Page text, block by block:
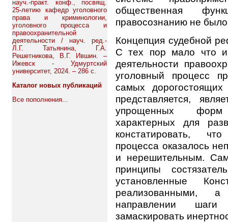
науч.-практ. конф., посвящ.
25-летию кафедр уголовного
права и криминологии,
уголовного процесса и
правоохранительной
деятельности / науч. ред.-
Л.Г. Татьянина, Г.А.
Решетникова, В.Г. Ившин. –
Ижевск - Удмуртский
университет, 2024. – 286 с.
Каталог новых публикаций
Все пополнения...
общественная
правосознанию не
Концепция судебной
С тех пор мало что
деятельности
уголовный процесс
самых
представляется,
упрощенных форм
характерных для
констатировать,
процесса оказалось
и нерешительным.
принципы
установленные
реализованными,
направлении
замаскировать